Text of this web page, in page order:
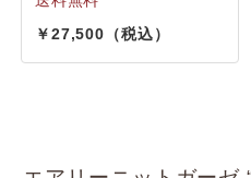
27,500